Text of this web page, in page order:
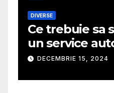
stiu cand aleg
N-U-T-Z-U